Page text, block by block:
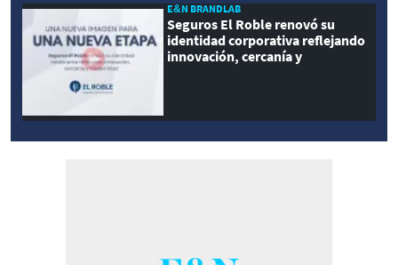
E&N BRANDLAB
Seguros El Roble renovó su
identidad corporativa reflejando
innovación, cercanía y